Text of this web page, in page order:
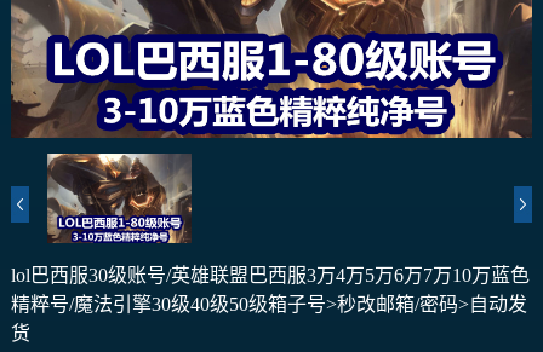
lol巴西服30级账号/英雄联盟巴西服3万4万5万6万7万10万蓝色
精粹号/魔法引擎30级40级50级箱子号>秒改邮箱/密码>自动发
货